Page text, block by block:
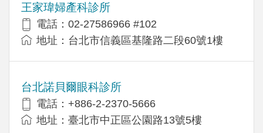
王家瑋婦產科診所
電話：02-27586966 #102
地址：台北市信義區基隆路二段60號1樓
台北諾貝爾眼科診所
電話：+886-2-2370-5666
地址：臺北市中正區公園路13號5樓